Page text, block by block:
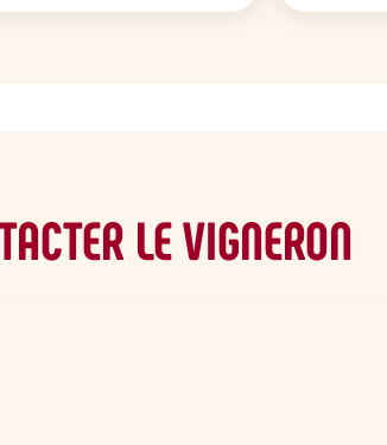
LE VIGNERON